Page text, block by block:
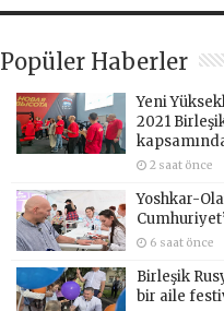
Popüler Haberler
Yeni
2021
2 saat önce
Yoshkar-
6 saat önce
Birleşik
bir aile